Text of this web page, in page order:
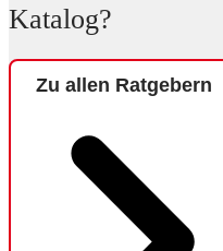
Katalog?
Zu allen Ratgebern